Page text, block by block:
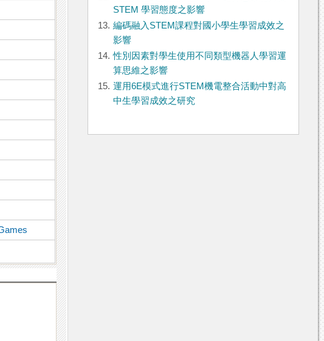
STEM 學習態度之影響
13. 編碼融入STEM課程對國小學生學習成效之
影響
14. 性別因素對學生使用不同類型機器人學習運
算思維之影響
15. 運用6E模式進行STEM機電整合活動中對高
中生學習成效之研究